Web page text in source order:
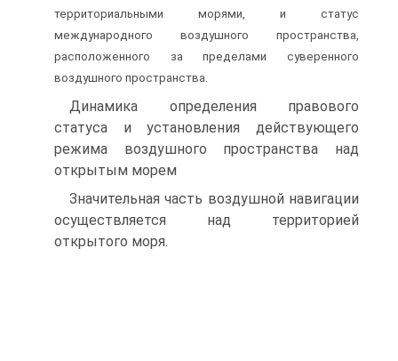
территориальными морями, и статус
международного воздушного пространства,
расположенного за пределами суверенного
воздушного пространства.
Динамика определения правового
статуса и установления действующего
режима воздушного пространства над
открытым морем
Значительная часть воздушной навигации
осуществляется над территорией
открытого моря.